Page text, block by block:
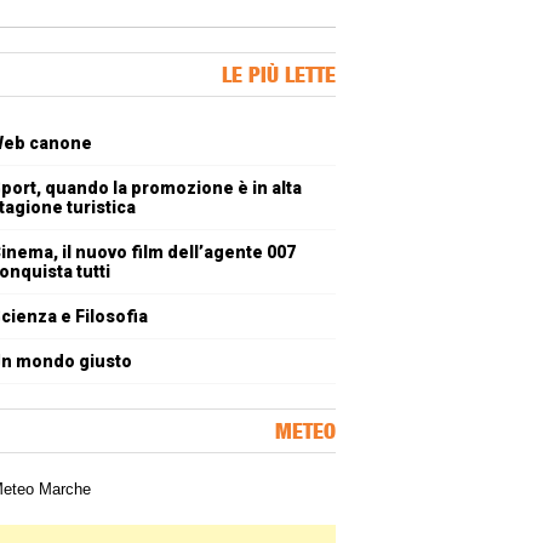
LE PIÙ LETTE
canone
quando la promozione è in alta
turistica
il nuovo film dell’agente 007
tutti
e Filosofia
mondo giusto
METEO
meteorologica delle Marche